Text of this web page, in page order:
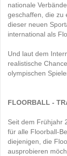
nationale
geschaffen, die zu
dieser neuen
international als
Und laut dem
realistische
olympischen
FLOORBALL -
Seit dem Frühjahr
für alle Floorball-
diejenigen, die
ausprobieren